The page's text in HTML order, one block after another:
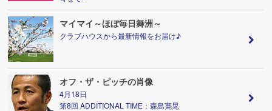
マイマイ～ほぼ毎日舞洲～
クラブハウスから最新情報をお届け♪
オフ・ザ・ピッチの肖像
4月18日
第8回 ADDITIONAL TIME：森島寛晃